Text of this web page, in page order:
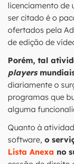
licenciamento de
ser citado é o
ofertados pela
de edição de
Porém, tal
players
diariamente o
programas que
alguma
Quanto à
software, o
Lista Anexa no